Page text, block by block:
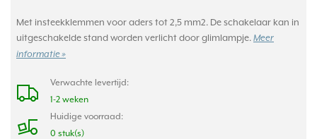
Met insteekklemmen voor aders tot 2,5 mm2. De schakelaar kan in
uitgeschakelde stand worden verlicht door glimlampje. Meer
informatie »
Verwachte levertijd:
1-2 weken
Huidige voorraad:
0 stuk(s)